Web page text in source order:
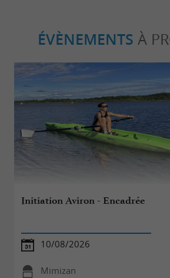
ÉVÈNEMENTS À
Initiation Aviron - Encadrée
10/08/2026
Mimizan